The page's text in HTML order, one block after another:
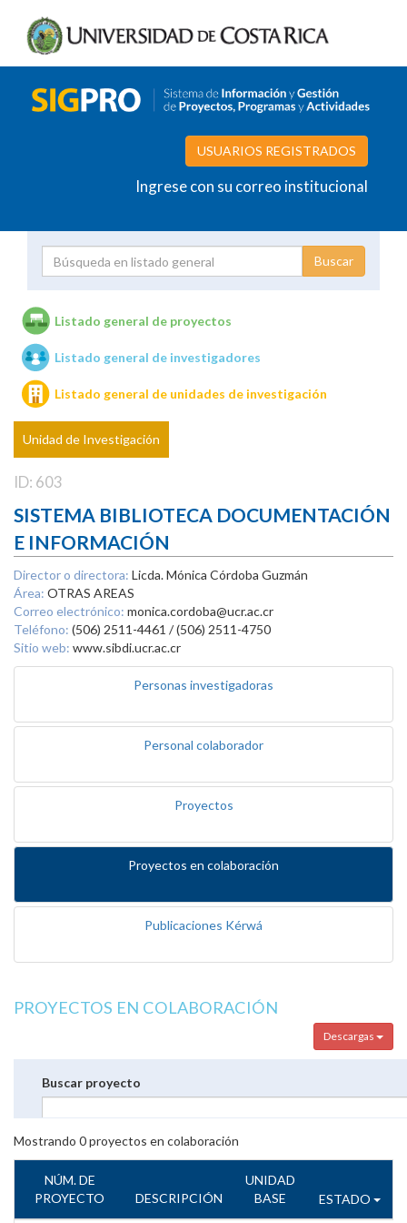
USUARIOS REGISTRADOS
Ingrese con su correo institucional
Unidades de investigación
Listado general de proyectos
Listado general de investigadores
Listado general de unidades de investigación
Unidad de Investigación
ID: 603
SISTEMA BIBLIOTECA DOCUMENTACIÓN
E INFORMACIÓN
Director o directora: Licda. Mónica Córdoba Guzmán
Área: OTRAS AREAS
Correo electrónico: monica.cordoba@ucr.ac.cr
Teléfono: (506) 2511-4461 / (506) 2511-4750
Sitio web: www.sibdi.ucr.ac.cr
Personas investigadoras
Personal colaborador
Proyectos
Proyectos en colaboración
Publicaciones Kérwá
PROYECTOS EN COLABORACIÓN
Descargas
Buscar proyecto
Mostrando 0proyectos en colaboración
NÚM. DE
PROYECTO
DESCRIPCIÓN
UNIDAD
BASE
ESTADO